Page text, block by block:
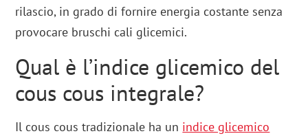
rilascio, in grado di fornire energia costante senza
provocare bruschi cali glicemici.
Qual è l’indice glicemico del
cous cous integrale?
Il cous cous tradizionale ha un indice glicemico